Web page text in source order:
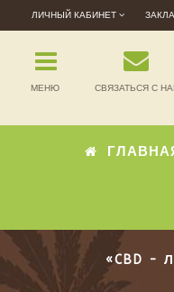
ЛИЧНЫЙ КАБИНЕТ
МЕНЮ СВЯЗАТЬСЯ С
«CBD